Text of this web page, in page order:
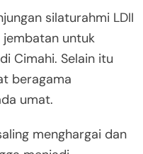
silaturahmi LDII
untuk
Cimahi. Selain itu
beragama
umat.
menghargai dan